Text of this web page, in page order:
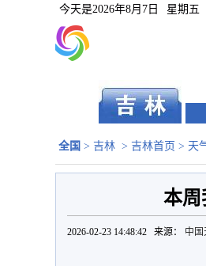
今天是2026年8月7日 星期五
全国 > 吉林 > 吉林首页 > 天
本周
2026-02-23 14:48:42 来源： 中